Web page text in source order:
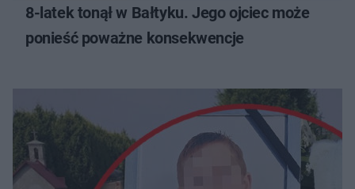
8-latek tonął w Bałtyku. Jego ojciec może
ponieść poważne konsekwencje